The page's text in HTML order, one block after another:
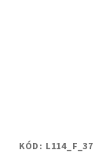
KÓD: L114_F_37